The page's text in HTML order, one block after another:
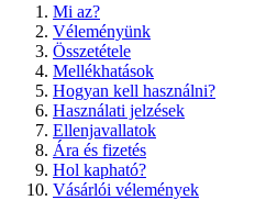
Mi az?
Véleményünk
Összetétele
Mellékhatások
Hogyan kell használni?
Használati jelzések
Ellenjavallatok
Ára és fizetés
Hol kapható?
Vásárlói vélemények